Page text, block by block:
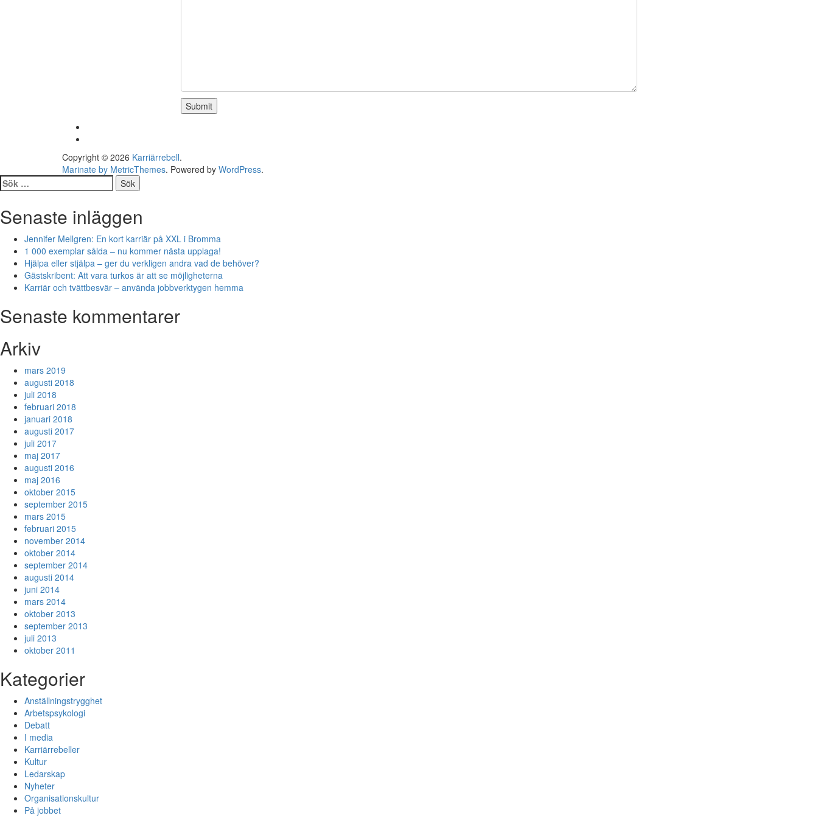
Copyright © 2026 Karriärrebell.
Marinate by MetricThemes. Powered by WordPress.
Sök
efter:
Senaste inläggen
Jennifer Mellgren: En kort karriär på XXL i Bromma
1 000 exemplar sålda – nu kommer nästa upplaga!
Hjälpa eller stjälpa – ger du verkligen andra vad de behöver?
Gästskribent: Att vara turkos är att se möjligheterna
Karriär och tvättbesvär – använda jobbverktygen hemma
Senaste kommentarer
Arkiv
mars 2019
augusti 2018
juli 2018
februari 2018
januari 2018
augusti 2017
juli 2017
maj 2017
augusti 2016
maj 2016
oktober 2015
september 2015
mars 2015
februari 2015
november 2014
oktober 2014
september 2014
augusti 2014
juni 2014
mars 2014
oktober 2013
september 2013
juli 2013
oktober 2011
Kategorier
Anställningstrygghet
Arbetspsykologi
Debatt
I media
Karriärrebeller
Kultur
Ledarskap
Nyheter
Organisationskultur
På jobbet